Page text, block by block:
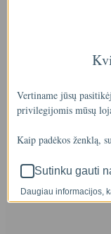
Vertiname jūsų
privilegijomis mūsų
Kaip padėkos ženklą,
Sutinku gauti
Daugiau informacijos,